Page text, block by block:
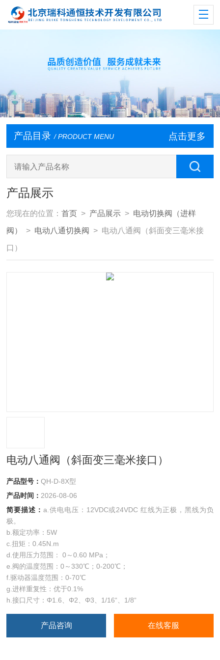
产品目录 / PRODUCT MENU 点击更多
产品展示
您现在的位置：首页 > 产品展示 > 电动切换阀（进样
阀） > 电动八通切换阀 > 电动八通阀（斜面变三毫米接
口）
电动八通阀（斜面变三毫米接口）
产品型号：QH-D-8X型
产品时间： 2026-08-06
简要描述：a.供电电压：12VDC或24VDC 红线为正极，黑线为负
极。
b.额定功率：5W
c.扭矩：0.45N.m
d.使用压力范围： 0～0.60 MPa；
e.阀的温度范围：0～330℃；0-200℃；
f.驱动器温度范围：0-70℃
g.进样重复性：优于0.1%
h.接口尺寸：Φ1.6、Φ2、Φ3、1/16“、1/8“
产品咨询 在线客服